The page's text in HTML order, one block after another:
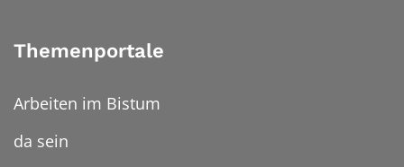
Themenportale
Arbeiten im Bistum
da sein